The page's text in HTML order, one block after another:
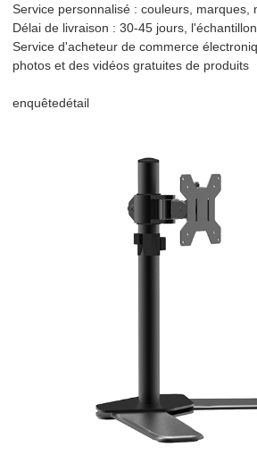
Service personnalisé : couleurs, marques,
Délai de livraison : 30-45 jours,
Service d'acheteur de commerce
photos et des vidéos gratuites de produits
enquêtedétail